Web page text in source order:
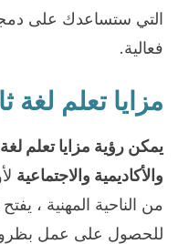
التي ستساعدك على
فعالية.
مزايا تعلم لغة
يمكن رؤية مزايا تعلم
والأكاديمية والاجتماعية
من الناحية المهنية ،
للحصول على عمل